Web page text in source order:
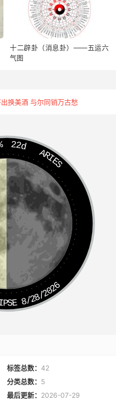
十二辟卦（消息卦）——五运六
气图
换美酒 与尔同销万古愁
22d
ARIES
8/28/2026
标签总数： 42
分类总数： 5
最后更新： 2026-07-29